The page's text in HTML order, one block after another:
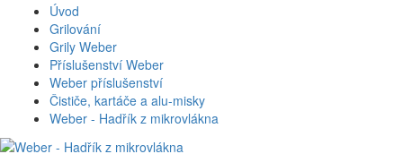
Úvod
Grilování
Grily Weber
Příslušenství Weber
Weber příslušenství
Čističe, kartáče a alu-misky
Weber - Hadřík z mikrovlákna